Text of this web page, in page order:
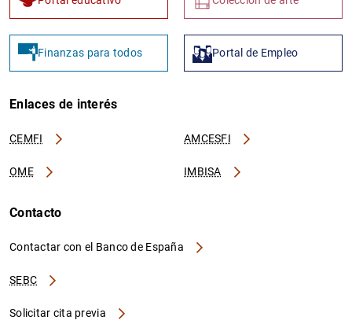
Finanzas para todos Portal de Empleo
Enlaces de interés
CEMFI AMCESFI
OME IMBISA
Contacto
Contactar con el Banco de España
SEBC
Solicitar cita previa